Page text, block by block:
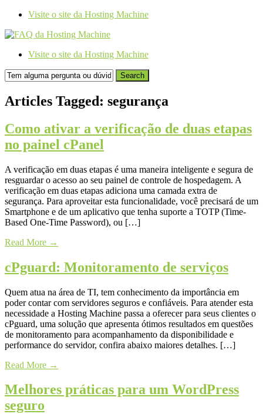
Visite o site da Hosting Machine
Visite o site da Hosting Machine
Search
Articles Tagged: segurança
Como ativar a verificação de duas etapas
no painel cPanel
A verificação em duas etapas é uma maneira inteligente e segura de
resguardar o acesso ao seu painel de controle de hospedagem. A
verificação em duas etapas adiciona uma camada extra de
segurança. Para aproveitar esta funcionalidade, você precisará de um
Smartphone e de um aplicativo que tenha suporte a TOTP (Time-
Based One-Time Password), ou […]
Read More →
cPguard: Monitoramento de serviços
Quem atua na área de TI, tem conhecimento da importância em
poder contar com servidores seguros e confiáveis. Para atender esta
necessidade a Hosting Machine passa a oferecer para seus clientes o
cPguard, uma solução que apresenta ótimos resultados em questões
de monitoramento para acompanhamento da disponibilidade e
performance do servidor, confira abaixo maiores detalhes. […]
Read More →
Melhores práticas para um WordPress
seguro